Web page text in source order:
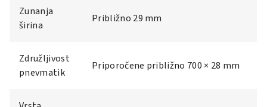
Zunanja
širina
Približno 29 mm
Združljivost
pnevmatik
Priporočene približno 700 × 28 mm